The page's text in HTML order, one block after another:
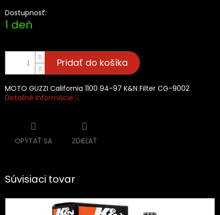
Jednotková
cena:
Dostupnosť:
1 deň
Pridať do košíka
MOTO GUZZI California 1100 94-97 K&N Filter CG-9002
Detailné informácie
OPÝTAŤ SA ZDIEĽAŤ
Súvisiaci tovar